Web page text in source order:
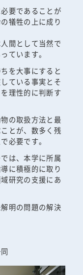
要であることが
犠牲の上に成り
間として当然で
ています。
を大事にすると
ている事実とそ
理性的に判断す
の取扱方法と最
とが、数多く残
必要です。
は、本学に所属
に積極的に取り
研究の支援にあ
明の問題の解決